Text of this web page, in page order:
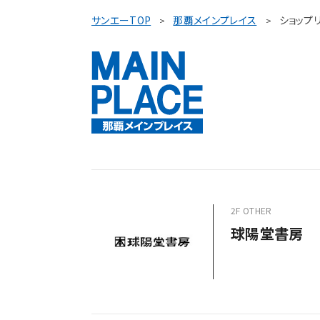
サンエーTOP 那覇メインプレイス ショップ
2F OTHER
球陽堂書房